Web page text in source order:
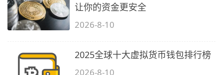
让你的资金更安全
2026-8-10
2025全球十大虚拟货币钱包排行榜
2026-8-10